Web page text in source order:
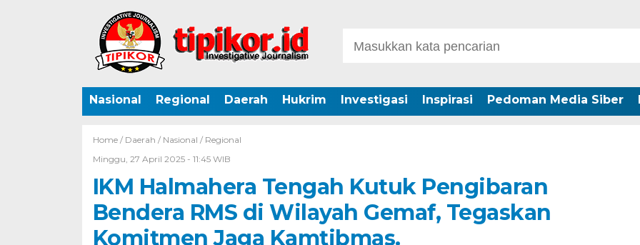
Nasional Regional Daerah Hukrim Investigasi Inspirasi Pedoman Media Siber
Home / Daerah / Nasional / Regional
Minggu, 27 April 2025 - 11:45 WIB
IKM Halmahera Tengah Kutuk Pengibaran
Bendera RMS di Wilayah Gemaf, Tegaskan
Komitmen Jaga Kamtibmas.